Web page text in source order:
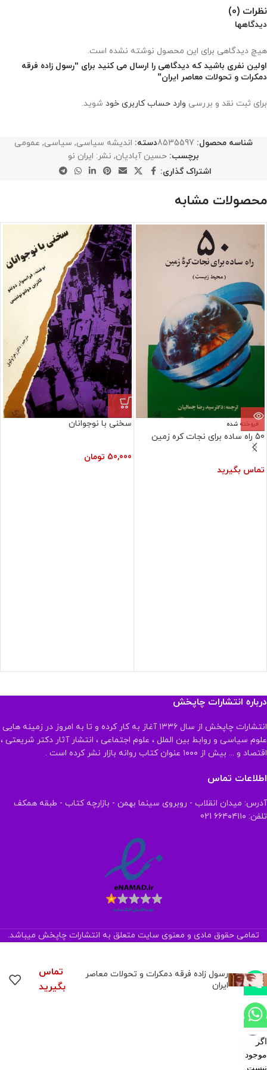
نظرات (0)
دیدگاهها
هیچ دیدگاهی برای این محصول نوشته نشده است.
اولین نفری باشید که دیدگاهی را ارسال می کنید برای “رسول زاده فرقه
دمکرات و تحولات معاصر ایران”
برای ثبت نقد و بررسی وارد حساب کاربری خود شوید.
شناسه محصول: 8535597دسته: اندیشه سیاسی, سیاسی, عمومی
برچسب: حسین آبادیان, نشر: ایران‌ نو
اشتراک گذاری:
محصولات مشابه
فروخته شده
50 راه ساده برای نجات کره زمین
تماس بگیرید
سخنی با نوجوانان
50,000 تومان
درباره انتشارات چاپخش
انتشارات چاپخش از سال ۱۳۳۶ آغاز به کار کرده و تا به امروز در زمینه هایی
علوم سیاسی و روابط بین الملل ، علوم اجتماعی ، انتشار آثار دکتر شریعتی ،
اقتصاد و ... بیش از ۱۰۰۰ عنوان کتاب روانه بازار نشر کرده است .
اطلاعات تماس
آدرس: میدان انقلاب - روبروی سینما بهمن - بازارچه کتاب - طبقه همکف
تلفن: ۶۶۴۰۴۱۱۰ 021
تمامی حقوق مادی و معنوی سایت متعلق به انتشارات چاپخش میباشد.
رسول زاده فرقه دمکرات و تحولات معاصر
ایران
تماس
بگیرید
اگر
موجود
نیست,